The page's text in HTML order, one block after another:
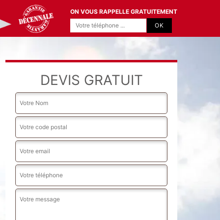
ON VOUS RAPPELLE GRATUITEMENT
DEVIS GRATUIT